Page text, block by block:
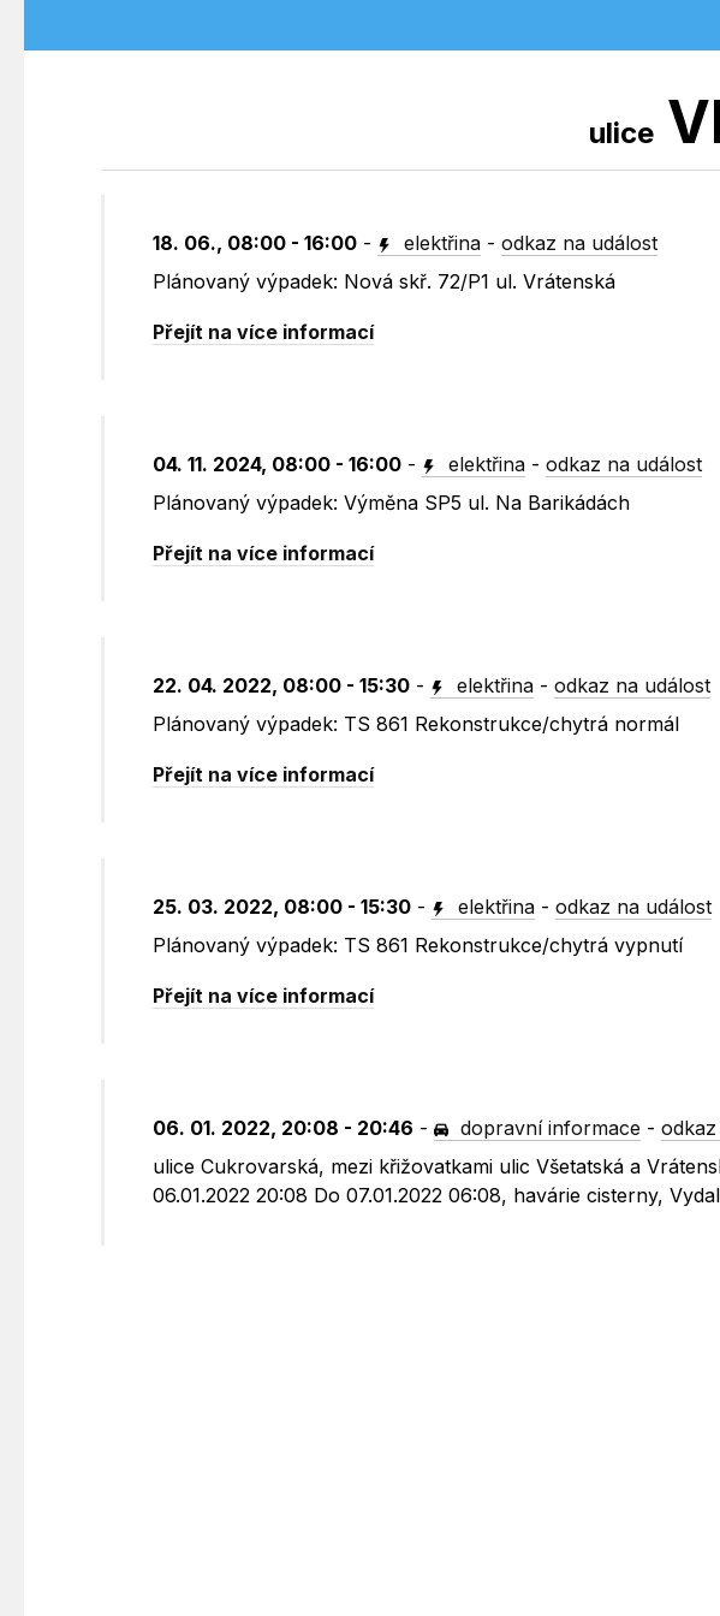
ulice
18. 06., 08:00 - 16:00 - elektřina -odkaz na událost
Plánovaný výpadek: Nová skř. 72/P1 ul. Vrátenská
Přejít na více informací
04. 11. 2024, 08:00 - 16:00 - elektřina -odkaz na událost
Plánovaný výpadek: Výměna SP5 ul. Na Barikádách
Přejít na více informací
22. 04. 2022, 08:00 - 15:30 - elektřina -odkaz na událost
Plánovaný výpadek: TS 861 Rekonstrukce/chytrá normál
Přejít na více informací
25. 03. 2022, 08:00 - 15:30 - elektřina -odkaz na událost
Plánovaný výpadek: TS 861 Rekonstrukce/chytrá vypnutí
Přejít na více informací
06. 01. 2022, 20:08 - 20:46 - dopravní informace -
ulice Cukrovarská, mezi křižovatkami ulic Všetatská a
06.01.2022 20:08 Do 07.01.2022 06:08, havárie cisterny,